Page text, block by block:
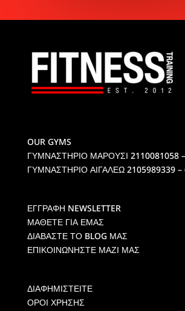
OUR GYMS
ΓΥΜΝΑΣΤΗΡΙΟ ΜΑΡΟΥΣΙ 2110081058
ΓΥΜΝΑΣΤΗΡΙΟ ΑΙΓΑΛΕΩ2105989339 –
ΕΓΓΡΑΦΗ NEWSLETTER
ΜΑΘΕΤΕ ΓΙΑ ΕΜΑΣ
ΔΙΑΒΑΣΤΕ ΤΟ BLOG ΜΑΣ
ΕΠΙΚΟΙΝΩΝΗΣΤΕ ΜΑΖΙ ΜΑΣ
ΔΙΑΦΗΜΙΣΤΕΙΤΕ
ΟΡΟΙ ΧΡΗΣΗΣ